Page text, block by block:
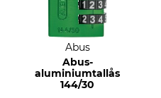
Abus
Abus-
aluminiumtallås
144/30